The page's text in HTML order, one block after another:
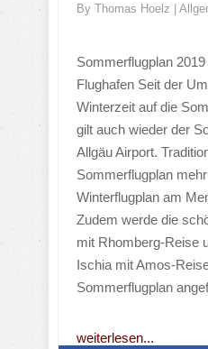
By Thomas Hoelz |
Sommerflugplan
Flughafen Seit der
Winterzeit auf die
gilt auch wieder der
Allgäu Airport.
Sommerflugplan
Winterflugplan am
Zudem werde die
mit Rhomberg-Reise
Ischia mit Amos-
Sommerflugplan
weiterlesen...